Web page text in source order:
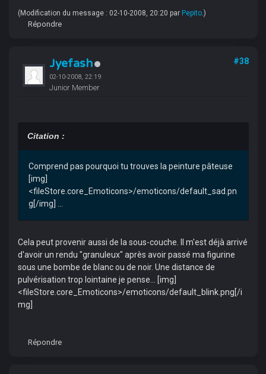
(Modification du message : 02-10-2008, 20:20 par Pepito.)
Répondre
Jyefash
02-10-2008, 22:19
Junior Member
#38
Citation :
Comprend pas pourquoi tu trouves la peinture pâteuse
[img]
<fileStore.core_Emoticons>/emoticons/default_sad.pn
g[/img] ...
Cela peut provenir aussi de la sous-couche. Il m'est déjà arrivé
d'avoir un rendu "granuleux" après avoir passé ma figurine
sous une bombe de blanc ou de noir. Une distance de
pulvérisation trop lointaine je pense... [img]
<fileStore.core_Emoticons>/emoticons/default_blink.png[/i
mg]
Répondre